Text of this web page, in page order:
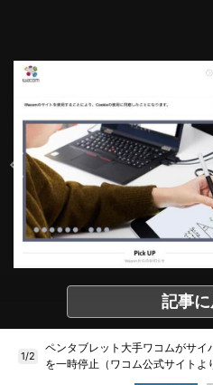
記事
1/2
ペンタブレット大手ワコムがサ
を一時停止（ワコム公式サイトよ